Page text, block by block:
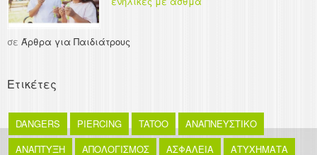
σε Άρθρα για Παιδιάτρους
Ετικέτες
DANGERS PIERCING TATOO
ΑΝΑΠΝΕΥΣΤΙΚΟ
ΑΝΑΠΤΥΞΗ
ΑΠΟΛΟΓΙΣΜΟΣ ΑΣΦΑΛΕΙΑ
ΑΤΥΧΗΜΑΤΑ